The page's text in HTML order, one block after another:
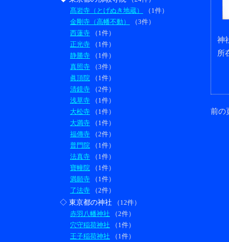
髙岩寺（とげぬき地蔵）
（1件）
金剛寺（高幡不動）
（3件）
西蓮寺 （1件）
正光寺 （1件）
静勝寺 （1件）
真照寺 （3件）
眞頂院 （1件）
清鏡寺 （2件）
浅草寺 （1件）
大松寺 （1件）
大満寺 （1件）
福傳寺 （2件）
普門院 （1件）
法真寺 （1件）
寶幢院 （1件）
満願寺 （1件）
了法寺 （2件）
◇ 東京都の神社 （12件）
赤羽八幡神社 （2件）
穴守稲荷神社 （1件）
王子稲荷神社 （1件）
神
所
前の